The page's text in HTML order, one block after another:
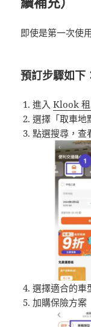
即使是第一次使
預訂步驟如下
進入Klook
選擇「取車地
點選搜尋，查
選擇適合的車
加購保險方案